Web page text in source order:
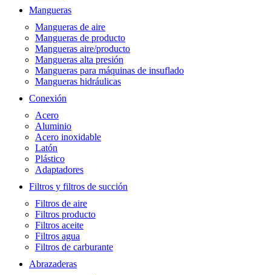
Mangueras
Mangueras de aire
Mangueras de producto
Mangueras aire/producto
Mangueras alta presión
Mangueras para máquinas de insuflado
Mangueras hidráulicas
Conexión
Acero
Aluminio
Acero inoxidable
Latón
Plástico
Adaptadores
Filtros y filtros de succión
Filtros de aire
Filtros producto
Filtros aceite
Filtros agua
Filtros de carburante
Abrazaderas